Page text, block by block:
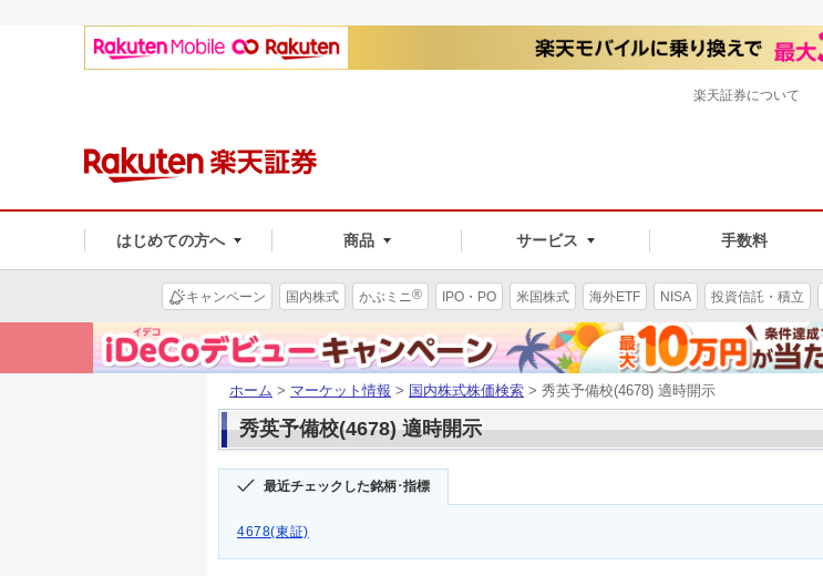
はじめての方へ 商品 サービス 手数料
楽天証券について
キャンペーン 国内株式 かぶミニ® IPO・PO 米国株式 海外ETF NISA 投資信託・積立
ホーム > マーケット情報 > 国内株式株価検索 > 秀英予備校(4678) 適時開示
秀英予備校(4678) 適時開示
最近チェックした銘柄･指標
4678(東証)